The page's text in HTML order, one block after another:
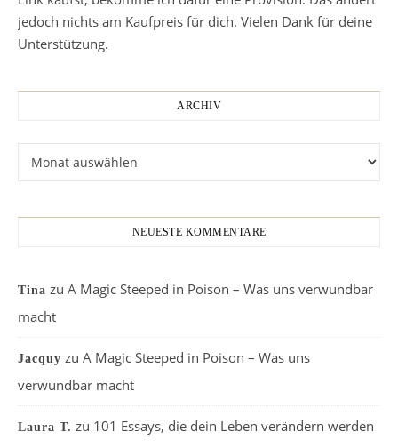
jedoch nichts am Kaufpreis für dich. Vielen Dank für deine
Unterstützung.
ARCHIV
NEUESTE KOMMENTARE
Tina zu A Magic Steeped in Poison – Was uns verwundbar
macht
Jacquy zu A Magic Steeped in Poison – Was uns
verwundbar macht
Laura T. zu 101 Essays, die dein Leben verändern werden